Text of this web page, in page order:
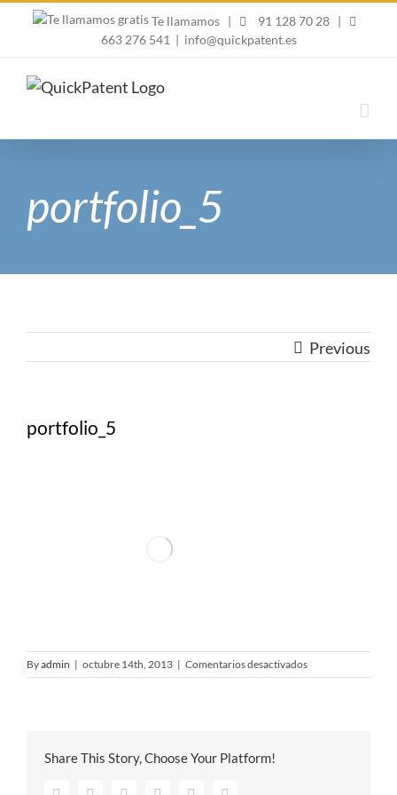
Te llamamos | 91 128 70 28
|
663 276 541 | info@quickpatent.es
portfolio_5
Previous
portfolio_5
Byadmin | octubre 14th, 2013 | Comentarios desactivadosen
portfolio_5
Share This Story, Choose Your Platform!